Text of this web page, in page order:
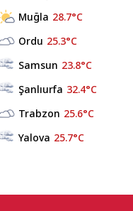
Muğla 28.7°C
Ordu 25.3°C
Samsun 23.8°C
Şanlıurfa 32.4°C
Trabzon 25.6°C
Yalova 25.7°C